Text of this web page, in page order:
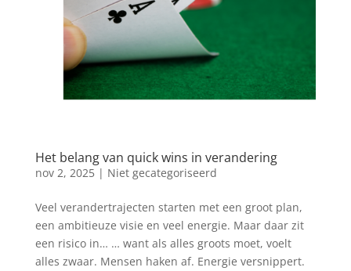
Het belang van quick wins in verandering
nov 2, 2025| Niet gecategoriseerd
Veel verandertrajecten starten met een groot plan,
een ambitieuze visie en veel energie. Maar daar zit
een risico in… … want als alles groots moet, voelt
alles zwaar. Mensen haken af. Energie versnippert.